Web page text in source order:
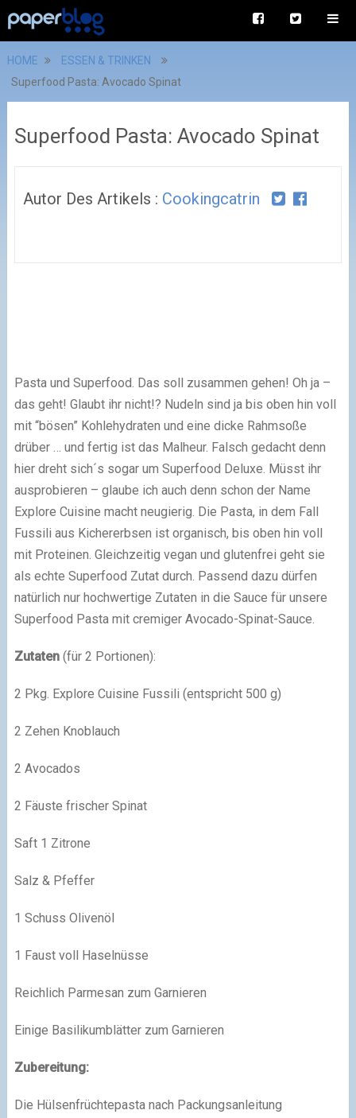
HOME
ESSEN & TRINKEN
Superfood Pasta: Avocado Spinat
Superfood Pasta: Avocado Spinat
Autor Des Artikels : Cookingcatrin
Pasta und Superfood. Das soll zusammen gehen! Oh ja –
das geht! Glaubt ihr nicht!? Nudeln sind ja bis oben hin voll
mit “bösen” Kohlehydraten und eine dicke Rahmsoße
drüber … und fertig ist das Malheur. Falsch gedacht denn
hier dreht sich´s sogar um Superfood Deluxe. Müsst ihr
ausprobieren – glaube ich auch denn schon der Name
Explore Cuisine macht neugierig. Die Pasta, in dem Fall
Fussili aus Kichererbsen ist organisch, bis oben hin voll
mit Proteinen. Gleichzeitig vegan und glutenfrei geht sie
als echte Superfood Zutat durch. Passend dazu dürfen
natürlich nur hochwertige Zutaten in die Sauce für unsere
Superfood Pasta mit cremiger Avocado-Spinat-Sauce.
Zutaten(für 2 Portionen):
2 Pkg. Explore Cuisine Fussili (entspricht 500 g)
2 Zehen Knoblauch
2 Avocados
2 Fäuste frischer Spinat
Saft 1 Zitrone
Salz & Pfeffer
1 Schuss Olivenöl
1 Faust voll Haselnüsse
Reichlich Parmesan zum Garnieren
Einige Basilikumblätter zum Garnieren
Zubereitung:
Die Hülsenfrüchtepasta nach Packungsanleitung